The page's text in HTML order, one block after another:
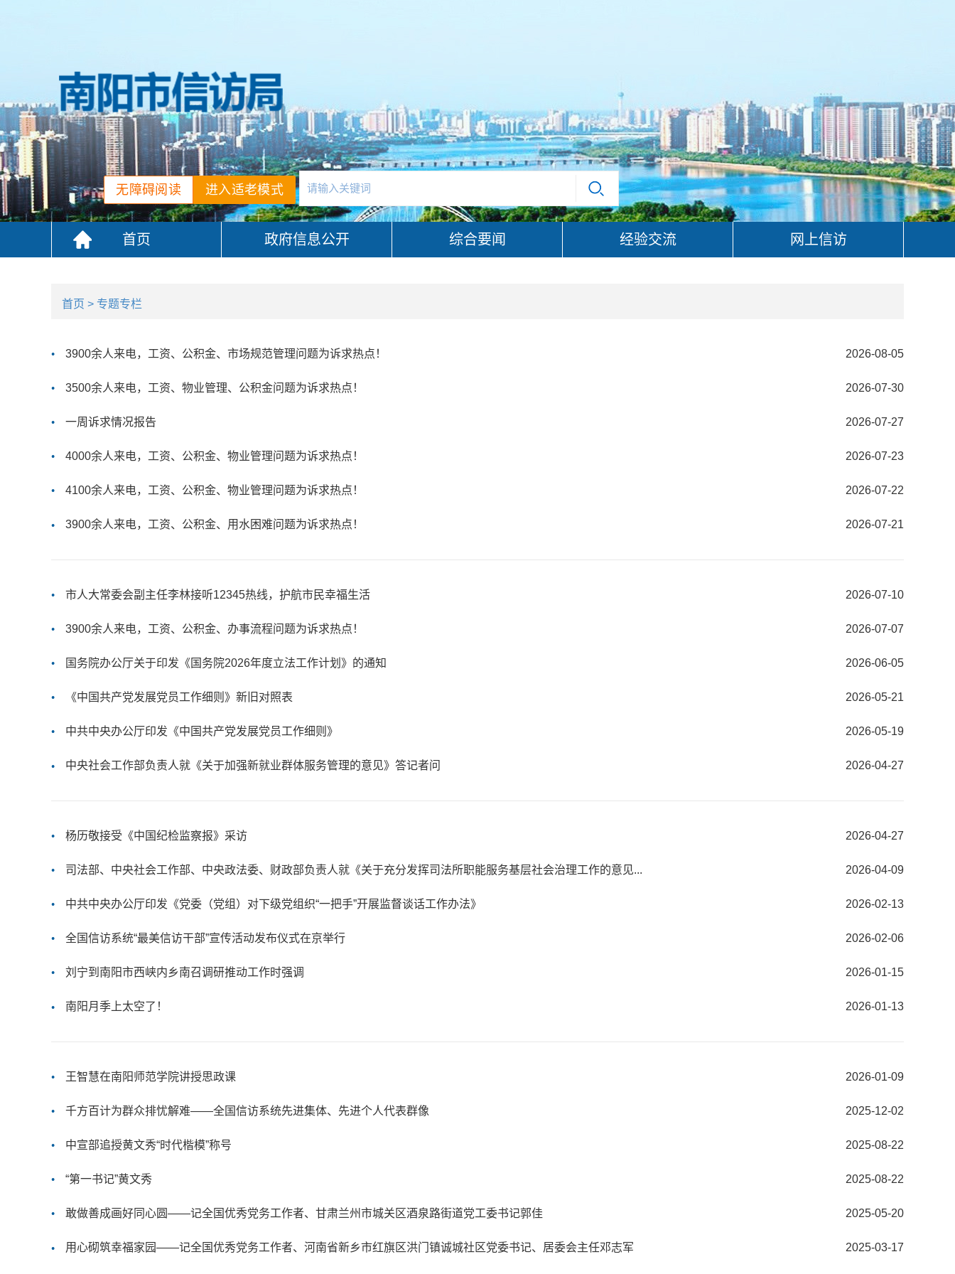
进入适老模式
无障碍阅读
首页 政府信息公开 综合要闻 经验交流 网上信访
首页 > 专题专栏
3900余人来电，工资、公积金、市场规范管理问题为诉求热点！ 2026-08-05
3500余人来电，工资、物业管理、公积金问题为诉求热点！ 2026-07-30
一周诉求情况报告 2026-07-27
4000余人来电，工资、公积金、物业管理问题为诉求热点！ 2026-07-23
4100余人来电，工资、公积金、物业管理问题为诉求热点！ 2026-07-22
3900余人来电，工资、公积金、用水困难问题为诉求热点！ 2026-07-21
市人大常委会副主任李林接听12345热线，护航市民幸福生活 2026-07-10
3900余人来电，工资、公积金、办事流程问题为诉求热点！ 2026-07-07
国务院办公厅关于印发《国务院2026年度立法工作计划》的通知 2026-06-05
《中国共产党发展党员工作细则》新旧对照表 2026-05-21
中共中央办公厅印发《中国共产党发展党员工作细则》 2026-05-19
中央社会工作部负责人就《关于加强新就业群体服务管理的意见》答记者问 2026-04-27
杨历敬接受《中国纪检监察报》采访 2026-04-27
司法部、中央社会工作部、中央政法委、财政部负责人就《关于充分发挥司法所职能服务基层社会治理工作的意见... 2026-04-09
中共中央办公厅印发《党委（党组）对下级党组织“一把手”开展监督谈话工作办法》 2026-02-13
全国信访系统“最美信访干部”宣传活动发布仪式在京举行 2026-02-06
刘宁到南阳市西峡内乡南召调研推动工作时强调 2026-01-15
南阳月季上太空了！ 2026-01-13
王智慧在南阳师范学院讲授思政课 2026-01-09
千方百计为群众排忧解难——全国信访系统先进集体、先进个人代表群像 2025-12-02
中宣部追授黄文秀“时代楷模”称号 2025-08-22
“第一书记”黄文秀 2025-08-22
敢做善成画好同心圆——记全国优秀党务工作者、甘肃兰州市城关区酒泉路街道党工委书记郭佳 2025-05-20
用心砌筑幸福家园——记全国优秀党务工作者、河南省新乡市红旗区洪门镇诚城社区党委书记、居委会主任邓志军 2025-03-17